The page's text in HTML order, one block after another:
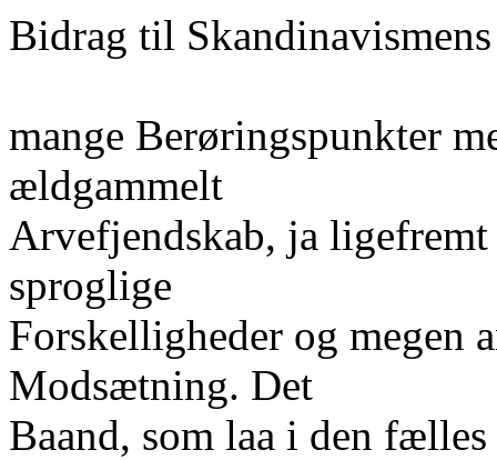
Bidrag til
mange Berøringspunkter
ældgammelt
Arvefjendskab, ja
sproglige
Forskelligheder og megen
Modsætning. Det
Baand, som laa i den